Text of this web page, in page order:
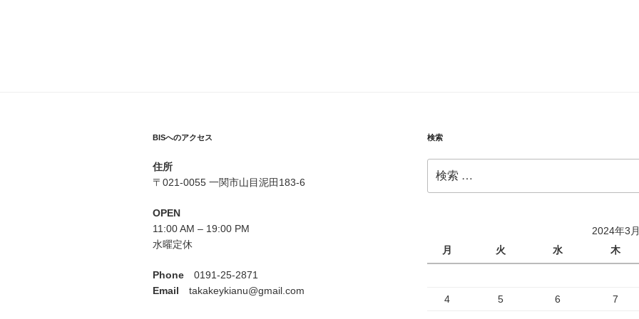
BISへのアクセス
住所
〒021-0055 一関市山目泥田183-6
OPEN
11:00 AM – 19:00 PM
水曜定休
Phone 0191-25-2871
Email takakeykianu@gmail.com
検索
索:
2024年3月
月
火 水 木
4 5 6 7